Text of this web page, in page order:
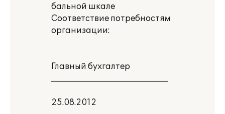
бальной шкале
Соответствие потребностям
организации:
Главный бухгалтер
_____________________________
25.08.2012